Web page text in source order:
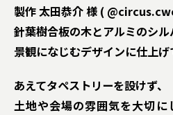
製作 太田恭介 様 (
針葉樹合板の木とアルミのシル
景観になじむデザインに仕上げ
あえてタペストリーを設けず、
土地や会場の雰囲気を大切に